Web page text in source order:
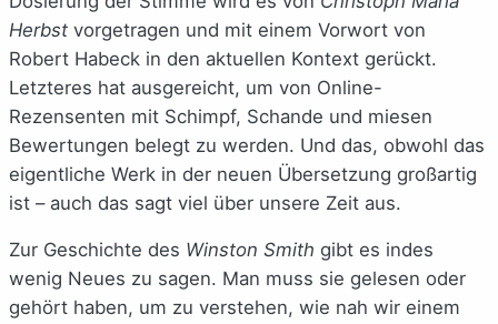
Herbst vorgetragen und mit einem Vorwort von
Robert Habeck in den aktuellen Kontext gerückt.
Letzteres hat ausgereicht, um von Online-
Rezensenten mit Schimpf, Schande und miesen
Bewertungen belegt zu werden. Und das, obwohl das
eigentliche Werk in der neuen Übersetzung großartig
ist – auch das sagt viel über unsere Zeit aus.
Zur Geschichte des Winston Smith gibt es indes
wenig Neues zu sagen. Man muss sie gelesen oder
gehört haben, um zu verstehen, wie nah wir einem